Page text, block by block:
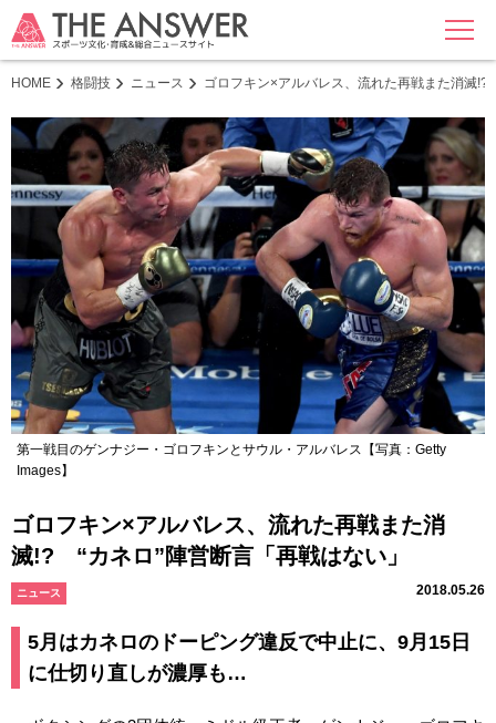
MENU
HOME 格闘技 ニュース ゴロフキン×アルバレス、流れた再戦また消滅
第一戦目のゲンナジー・ゴロフキンとサウル・アルバレス【写真：Getty
Images】
ゴロフキン×アルバレス、流れた再戦また消
滅!? “カネロ”陣営断言「再戦はない」
ニュース 2018.05.26
5月はカネロのドーピング違反で中止に、9月15日
に仕切り直しが濃厚も…